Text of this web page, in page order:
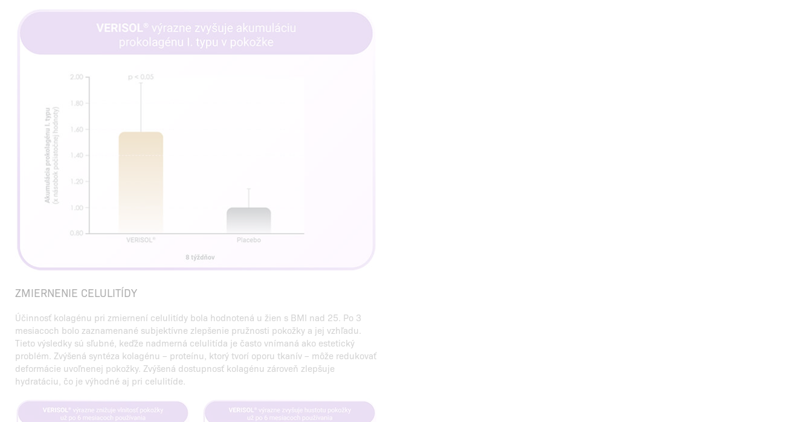
ZMIERNENIE CELULITÍDY
Účinnosť kolagénu pri zmiernení celulitídy bola hodnotená u žien s BMI nad 25. Po 3
mesiacoch bolo zaznamenané subjektívne zlepšenie pružnosti pokožky a jej vzhľadu.
Tieto výsledky sú sľubné, keďže nadmerná celulitída je často vnímaná ako estetický
problém. Zvýšená syntéza kolagénu – proteínu, ktorý tvorí oporu tkanív – môže redukovať
deformácie uvoľnenej pokožky. Zvýšená dostupnosť kolagénu zároveň zlepšuje
hydratáciu, čo je výhodné aj pri celulitíde.